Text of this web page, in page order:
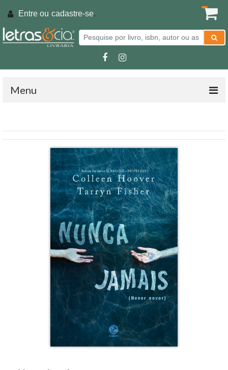
Entre ou cadastre-se.
Menu